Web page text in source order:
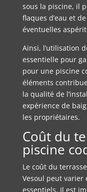
sous la piscine, il
flaques d’eau et
éventuelles
Ainsi, l’utilisation
essentielle pour
pour une piscine
éléments
la qualité de
expérience de
les propriétaires.
Coût du
piscine
Le coût du
Vesoul peut
essentiels. Il est